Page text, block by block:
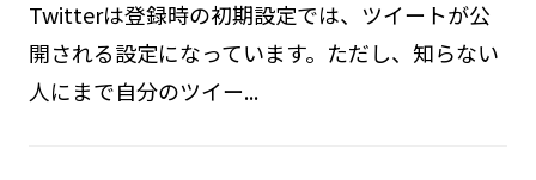
Twitterは登録時の初期設定では、ツイートが公
開される設定になっています。ただし、知らない
人にまで自分のツイー...